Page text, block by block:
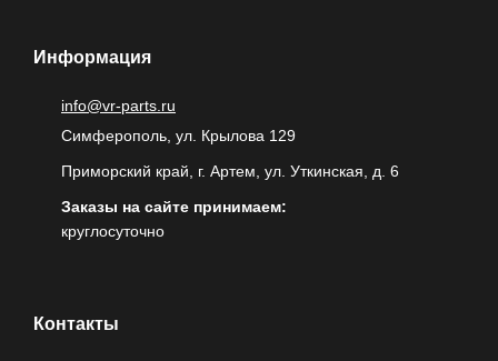
Информация
info@vr-parts.ru
Симферополь, ул. Крылова 129
Приморский край, г. Артем, ул. Уткинская, д. 6
Заказы на сайте принимаем:
круглосуточно
Контакты